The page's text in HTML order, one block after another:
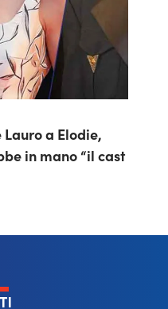
a Elodie,
in mano “il cast